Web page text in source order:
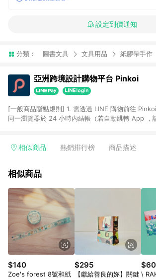
設定到價通知
分類： 圖書文具 文具用品 紙膠帶手作
亞洲跨境設計購物平台 Pinkoi
[一般商品贈點規則] 1. 需透過 LINE 購物前往
同一瀏覽器於 24 小時內結帳（若自動跳轉 App ，
回饋訂單不得享有 Pinkoi 站方優惠，例如首購優惠
行為，不具贈點資格，部分退款不在此限。 6. APP
貨後 45 天後發送。 8. 群眾募資商品，禮物卡，開
運費，攤位費等不具贈點資格。 9. LINE 購物站上之
顏色、價位、贈品如與 Pinkoi 商品資訊頁及購物車
Pinkoi 購物商品資訊頁及購物車標示為準。 10. 點
則請以點數紅包活動說明為準。 11. 若於 LINE 購
頁面後才首次下載 Pinkoi APP 並完成訂單，不符
上，首次下載 Pinkoi APP 後，需透過 LINE 購物前
面，方享導購資格。
相似商品 熱銷排行榜 商品描述
相似商品
$140
Zoe's forest 8號和紙
$295
【獻給善良的妳】關鍵
$60
\